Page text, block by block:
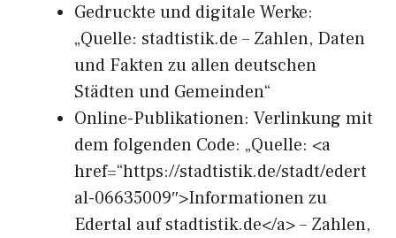
Gedruckte und digitale Werke:
„Quelle: stadtistik.de – Zahlen, Daten
und Fakten zu allen deutschen
Städten und Gemeinden“
Online-Publikationen: Verlinkung mit
dem folgenden Code: „Quelle: <a
href=“https://stadtistik.de/stadt/edert
al-06635009″>Informationen zu
Edertal auf stadtistik.de</a> – Zahlen,